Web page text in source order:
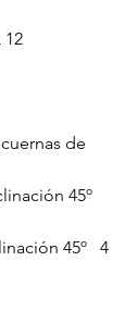
12
de
45º
45º   4